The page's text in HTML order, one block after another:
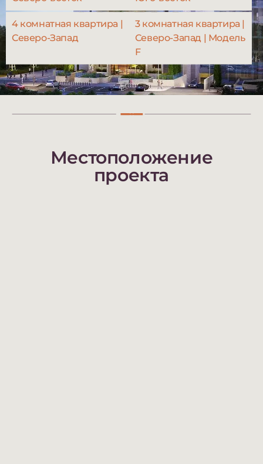
4 комнатная квартира |
Северо-Запад
3 комнатная квартира |
Северо-Запад | Модель
F
Местоположение
проекта